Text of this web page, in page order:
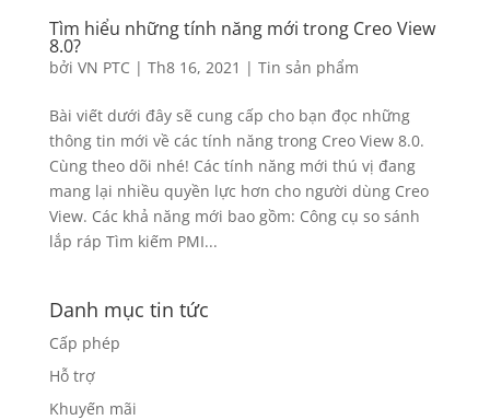
Tìm hiểu những tính năng mới trong Creo View
8.0?
bởi VN PTC | Th8 16, 2021 | Tin sản phẩm
Bài viết dưới đây sẽ cung cấp cho bạn đọc những
thông tin mới về các tính năng trong Creo View 8.0.
Cùng theo dõi nhé! Các tính năng mới thú vị đang
mang lại nhiều quyền lực hơn cho người dùng Creo
View. Các khả năng mới bao gồm: Công cụ so sánh
lắp ráp Tìm kiếm PMI...
Danh mục tin tức
Cấp phép
Hỗ trợ
Khuyến mãi